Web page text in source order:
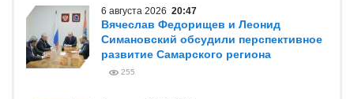
6 августа 2026 20:47
Вячеслав Федорищев и Леонид
Симановский обсудили перспективное
развитие Самарского региона
255